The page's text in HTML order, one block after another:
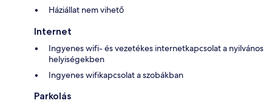
Háziállat nem vihető
Internet
Ingyenes wifi- és vezetékes internetkapcsolat a nyilvános
helyiségekben
Ingyenes wifikapcsolat a szobákban
Parkolás